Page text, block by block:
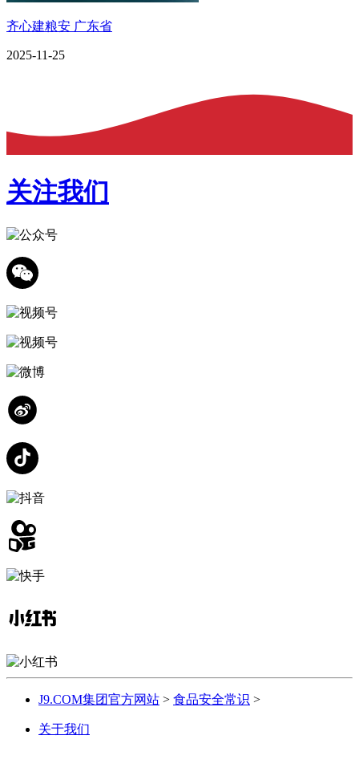
齐心建粮安 广东省
2025-11-25
关注我们
J9.COM集团官方网站 > 食品安全常识 >
关于我们